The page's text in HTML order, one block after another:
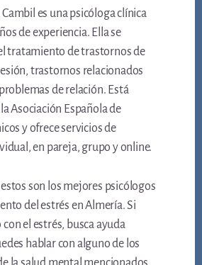
es una psicóloga clínica
de experiencia. Ella se
tratamiento de trastornos de
trastornos relacionados
de relación. Está
Asociación Española de
y ofrece servicios de
en pareja, grupo y online.
son los mejores psicólogos
del estrés en Almería. Si
el estrés, busca ayuda
hablar con alguno de los